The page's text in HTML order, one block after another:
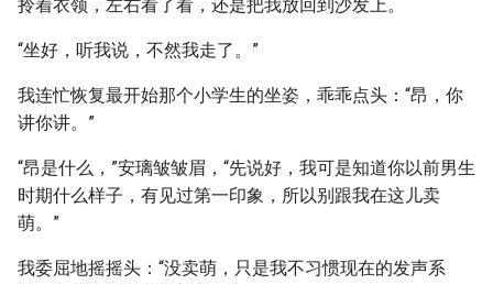
拎着衣领，左右看了看，还是把我放回到沙发上。
“坐好，听我说，不然我走了。”
我连忙恢复最开始那个小学生的坐姿，乖乖点头：“昂，你
讲你讲。”
“昂是什么，”安璃皱皱眉，“先说好，我可是知道你以前男生
时期什么样子，有见过第一印象，所以别跟我在这儿卖
萌。”
我委屈地摇摇头：“没卖萌，只是我不习惯现在的发声系